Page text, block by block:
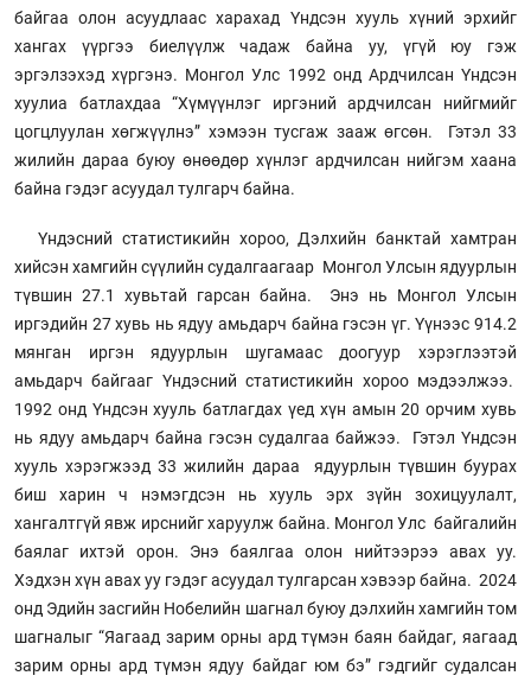
байгаа олон асуудлаас харахад Үндсэн хууль хүний эрхийг
хангах үүргээ биелүүлж чадаж байна уу, үгүй юу гэж
эргэлзэхэд хүргэнэ. Монгол Улс 1992 онд Ардчилсан Үндсэн
хуулиа батлахдаа “Хүмүүнлэг иргэний ардчилсан нийгмийг
цогцлуулан хөгжүүлнэ” хэмээн тусгаж зааж өгсөн. Гэтэл 33
жилийн дараа буюу өнөөдөр хүнлэг ардчилсан нийгэм хаана
байна гэдэг асуудал тулгарч байна.
Үндэсний статистикийн хороо, Дэлхийн банктай хамтран
хийсэн хамгийн сүүлийн судалгаагаар Монгол Улсын ядуурлын
түвшин 27.1 хувьтай гарсан байна. Энэ нь Монгол Улсын
иргэдийн 27 хувь нь ядуу амьдарч байна гэсэн үг. Үүнээс 914.2
мянган иргэн ядуурлын шугамаас доогуур хэрэглээтэй
амьдарч байгааг Үндэсний статистикийн хороо мэдээлжээ.
1992 онд Үндсэн хууль батлагдах үед хүн амын 20 орчим хувь
нь ядуу амьдарч байна гэсэн судалгаа байжээ. Гэтэл Үндсэн
хууль хэрэгжээд 33 жилийн дараа ядуурлын түвшин буурах
биш харин ч нэмэгдсэн нь хууль эрх зүйн зохицуулалт,
хангалтгүй явж ирснийг харуулж байна. Монгол Улс байгалийн
баялаг ихтэй орон. Энэ баялгаа олон нийтээрээ авах уу.
Хэдхэн хүн авах уу гэдэг асуудал тулгарсан хэвээр байна. 2024
онд Эдийн засгийн Нобелийн шагнал буюу дэлхийн хамгийн том
шагналыг “Яагаад зарим орны ард түмэн баян байдаг, яагаад
зарим орны ард түмэн ядуу байдаг юм бэ” гэдгийг судалсан